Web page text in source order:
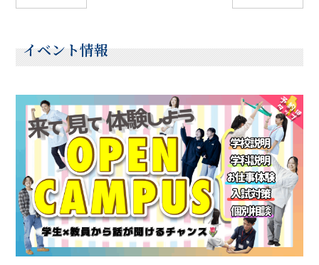
イベント情報